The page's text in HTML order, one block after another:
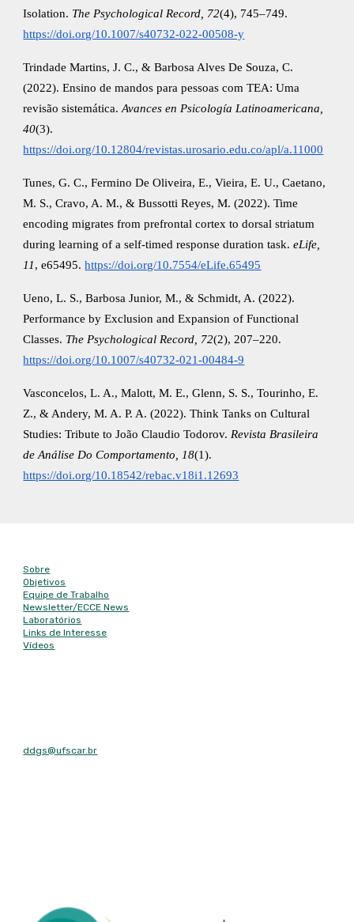
Isolation. The Psychological Record, 72(4), 745–749.
https://doi.org/10.1007/s40732-022-00508-y
Trindade Martins, J. C., & Barbosa Alves De Souza, C.
(2022). Ensino de mandos para pessoas com TEA: Uma
revisão sistemática.Avances en Psicología Latinoamericana,
40(3).
https://doi.org/10.12804/revistas.urosario.edu.co/apl/a.11000
Tunes, G. C., Fermino De Oliveira, E., Vieira, E. U., Caetano,
M. S., Cravo, A. M., & Bussotti Reyes, M. (2022). Time
encoding migrates from prefrontal cortex to dorsal striatum
during learning of a self-timed response duration task.eLife,
11, e65495. https://doi.org/10.7554/eLife.65495
Ueno, L. S., Barbosa Junior, M., & Schmidt, A. (2022).
Performance by Exclusion and Expansion of Functional
Classes. The Psychological Record, 72(2), 207–220.
https://doi.org/10.1007/s40732-021-00484-9
Vasconcelos, L. A., Malott, M. E., Glenn, S. S., Tourinho, E.
Z., & Andery, M. A. P. A. (2022). Think Tanks on Cultural
Studies: Tribute to João Claudio Todorov. Revista Brasileira
de Análise Do Comportamento, 18(1).
https://doi.org/10.18542/rebac.v18i1.12693
Sobre
Objetivos
Equipe de Trabalho
Newsletter/ECCE News
Laboratórios
Links de Interesse
Vídeos
ddgs@ufscar.br